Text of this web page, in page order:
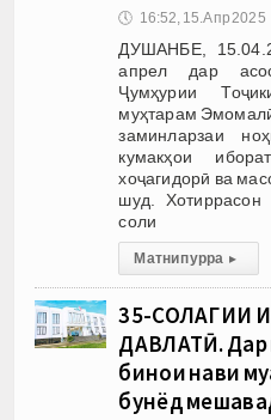
🕔 16:52, 15.Апр 2025
ДУШАНБЕ,
апрел дар
Ҷумҳурии
муҳтарам
заминларзаи
кумакҳои
хоҷагидорӣ ва
шуд.
соли
Матни пурра ▸
35-СОЛАГИИ
ДАВЛАТӢ. Дар
бинои нави
бунёд